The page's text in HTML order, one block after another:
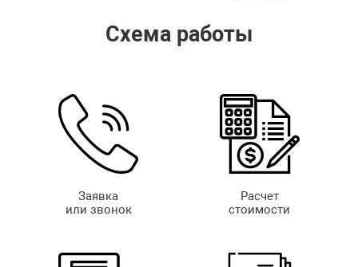
Схема работы
Заявка
или звонок
Расчет
стоимости